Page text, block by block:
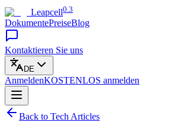
Leapcell0.3
DokumentePreiseBlog
Kontaktieren Sie uns
DE
AnmeldenKOSTENLOS anmelden
Back to Tech Articles